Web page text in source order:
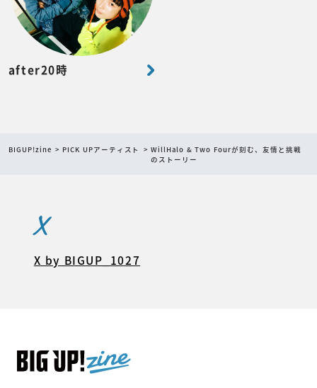
after20時
BIGUP!zine PICK UPアーティスト
WillHalo & Two Fourが刻む、友情と挑戦
のストーリー
X
X by BIGUP_1027